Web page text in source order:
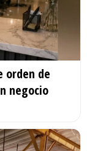
orden de
negocio